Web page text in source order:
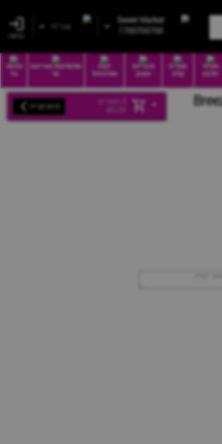
עברית
Sweet Market
1700700700
חטיפי
חלבון
שתייה
קלה
סיגריות
וטבק
יינות
ואלכוהול
סלסלאות ואריזות
שי
הכשר
בד
מוצרים
₪ סיום קנייה